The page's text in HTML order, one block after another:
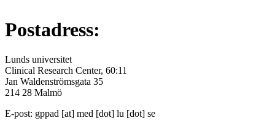
Postadress:
Lunds universitet
Clinical Research Center, 60:11
Jan Waldenströmsgata 35
214 28 Malmö
E-post: gppad [at] med [dot] lu [dot] se